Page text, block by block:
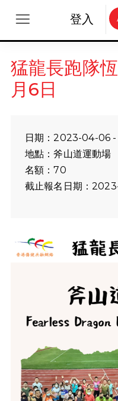
登入
猛龍長跑隊
月6日
日期：2023-04-06
地點：斧山道運動場
名額：70
截止報名日期：